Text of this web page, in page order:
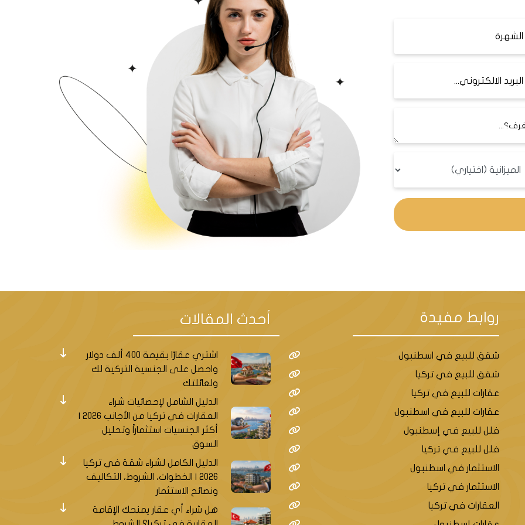
روابط مفيدة
شقق للبيع في اسطنبول
شقق للبيع في تركيا
عقارات للبيع في تركيا
عقارات للبيع في اسطنبول
فلل للبيع في إسطنبول
فلل للبيع في تركيا
الاستثمار في اسطنبول
الاستثمار في تركيا
العقارات في تركيا
أحدث المقالات
اشتري عقارًا بقيمة 400 ألف دولار
واحصل على الجنسية التركية لك
ولعائلتك
الدليل الشامل لإحصائيات شراء
العقارات في تركيا من الأجانب 2026 |
أكثر الجنسيات استثماراً وتحليل
السوق
الدليل الكامل لشراء شقة في تركيا
2026 | الخطوات، الشروط، التكاليف
ونصائح الاستثمار
هل شراء أي عقار يمنحك الإقامة